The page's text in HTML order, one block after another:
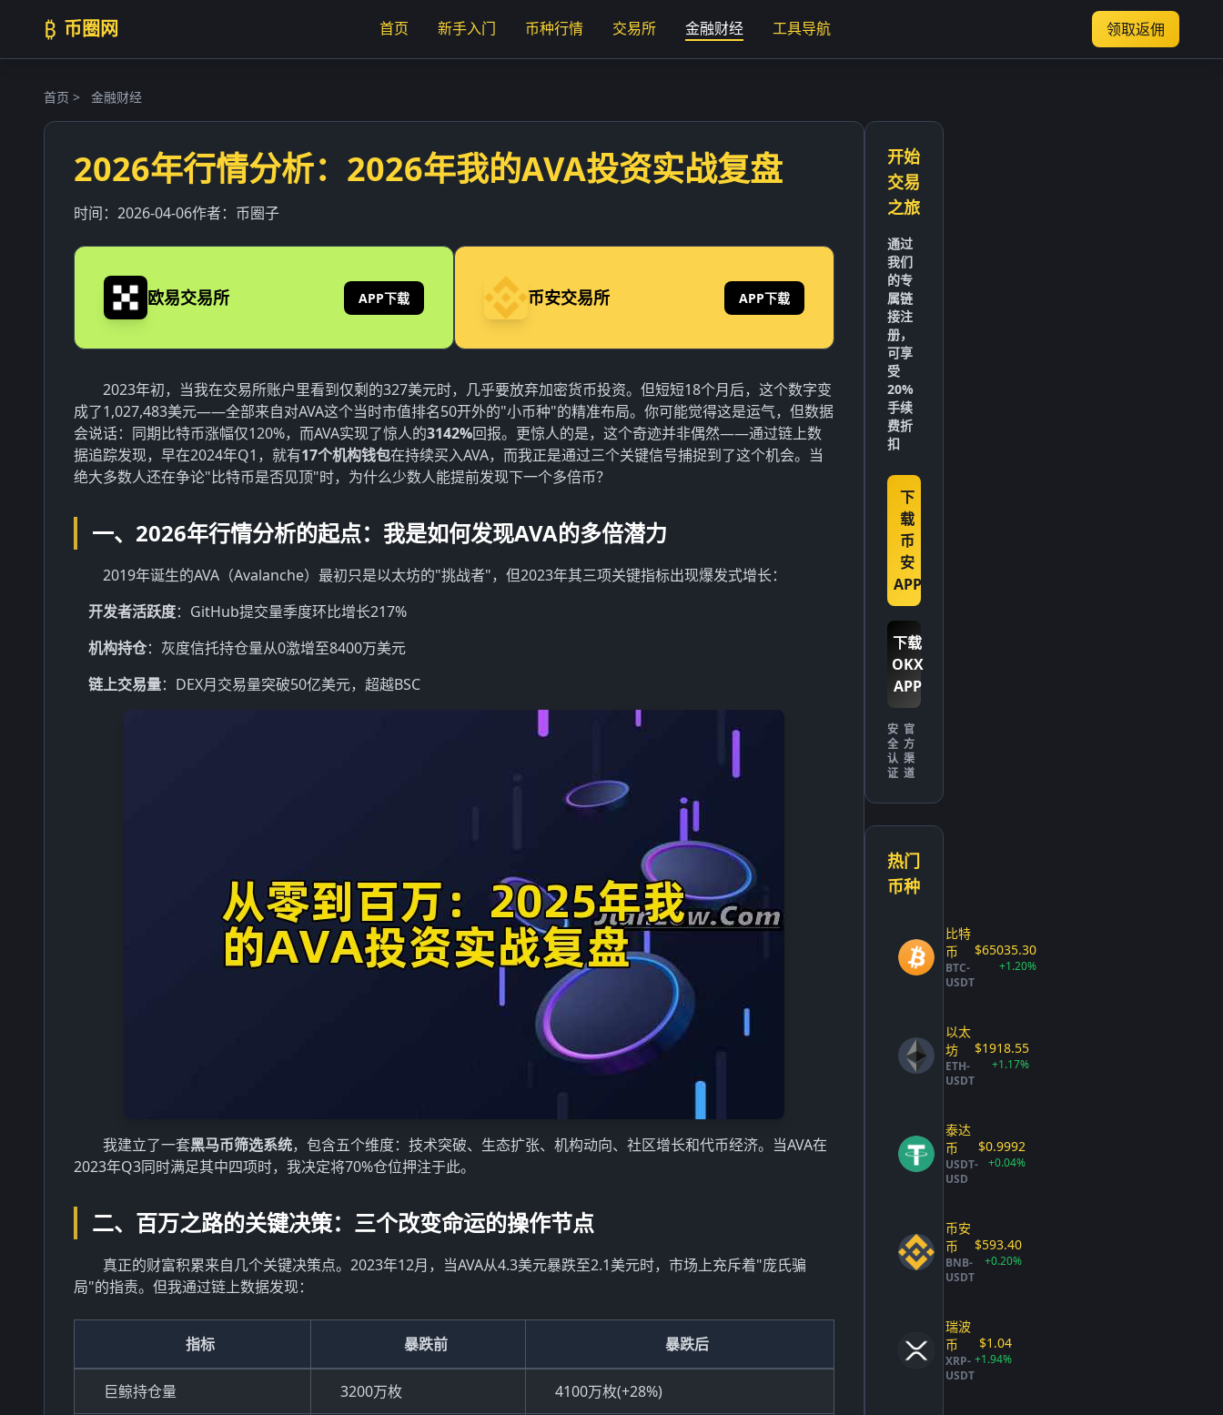
₿ 币圈网 首页 新手入门 币种行情 交易所 金融财经 工具导航 领取返佣
首页 > 金融财经
2026年行情分析：2026年我的AVA投资实战复盘
时间： 2026-04-06作者： 币圈子
欧易交易所 APP下载 币安交易所 APP下载
2023年初，当我在交易所账户里看到仅剩的327美元时，几乎要放弃加密货币投资。但短短18个月后，这个数字变
成了1,027,483美元——全部来自对AVA这个当时市值排名50开外的"小币种"的精准布局。你可能觉得这是运气，但数据
会说话：同期比特币涨幅仅120%，而AVA实现了惊人的3142%回报。更惊人的是，这个奇迹并非偶然——通过链上数
据追踪发现，早在2024年Q1，就有17个机构钱包在持续买入AVA，而我正是通过三个关键信号捕捉到了这个机会。当
绝大多数人还在争论"比特币是否见顶"时，为什么少数人能提前发现下一个多倍币？
一、2026年行情分析的起点：我是如何发现AVA的多倍潜力
2019年诞生的AVA（Avalanche）最初只是以太坊的"挑战者"，但2023年其三项关键指标出现爆发式增长：
开发者活跃度：GitHub提交量季度环比增长217%
机构持仓：灰度信托持仓量从0激增至8400万美元
链上交易量：DEX月交易量突破50亿美元，超越BSC
我建立了一套黑马币筛选系统，包含五个维度：技术突破、生态扩张、机构动向、社区增长和代币经济。当AVA在
2023年Q3同时满足其中四项时，我决定将70%仓位押注于此。
二、百万之路的关键决策：三个改变命运的操作节点
真正的财富积累来自几个关键决策点。2023年12月，当AVA从4.3美元暴跌至2.1美元时，市场上充斥着"庞氏骗
局"的指责。但我通过链上数据发现：
指标 暴跌前 暴跌后
巨鲸持仓量 3200万枚 4100万枚(+28%)
开始
交易
之旅
通过
我们
的专
属链
接注
册，
可享
受
20%
手续
费折
扣
下
载
币
安
APP
下载
OKX
APP
安
全
认
证
官
方
渠
道
热门
币种
比特
币
BTC-
USDT
$65035.30
+1.20%
以太
坊
ETH-
USDT
$1918.55
+1.17%
泰达
币
USDT-
USD
$0.9992
+0.04%
币安
币
BNB-
USDT
$593.40
+0.20%
瑞波
币
XRP-
USDT
$1.04
+1.94%